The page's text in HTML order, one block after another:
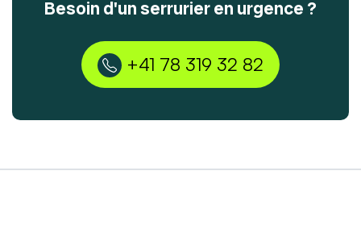
Besoin d'un serrurier en urgence ?
+41 78 319 32 82